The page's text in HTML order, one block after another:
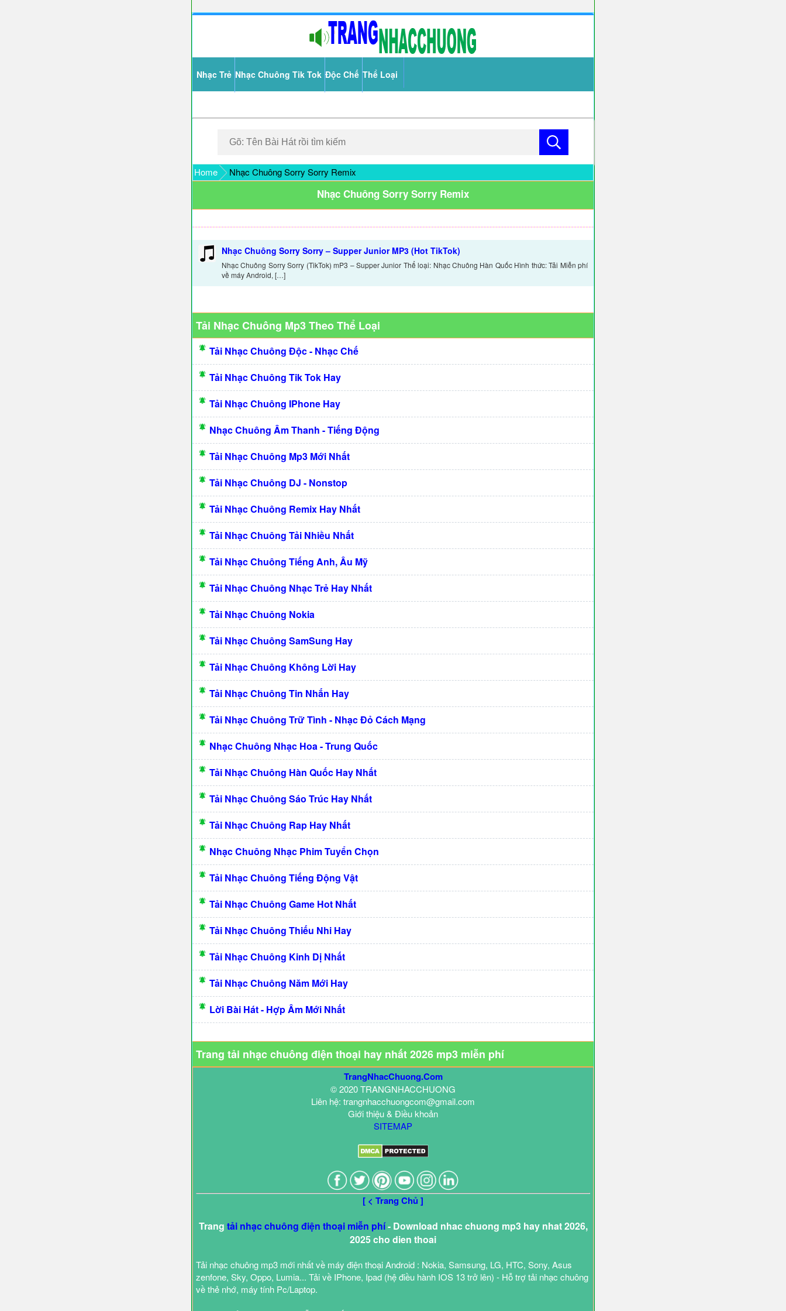
Nhạc Trẻ Nhạc Chuông Tik Tok Độc Chế Thể Loại
Home Nhạc Chuông Sorry Sorry Remix
Nhạc Chuông Sorry Sorry Remix
Nhạc Chuông Sorry Sorry – Supper Junior MP3 (Hot TikTok)
Nhạc Chuông Sorry Sorry (TikTok) mP3 – Supper Junior Thể loại: Nhạc Chuông Hàn Quốc Hình thức: Tải Miễn phí
về máy Android, […]
Tải Nhạc Chuông Mp3 Theo Thể Loại
Tải Nhạc Chuông Độc - Nhạc Chế
Tải Nhạc Chuông Tik Tok Hay
Tải Nhạc Chuông IPhone Hay
Nhạc Chuông Âm Thanh - Tiếng Động
Tải Nhạc Chuông Mp3 Mới Nhất
Tải Nhạc Chuông DJ - Nonstop
Tải Nhạc Chuông Remix Hay Nhất
Tải Nhạc Chuông Tải Nhiều Nhất
Tải Nhạc Chuông Tiếng Anh, Âu Mỹ
Tải Nhạc Chuông Nhạc Trẻ Hay Nhất
Tải Nhạc Chuông Nokia
Tải Nhạc Chuông SamSung Hay
Tải Nhạc Chuông Không Lời Hay
Tải Nhạc Chuông Tin Nhắn Hay
Tải Nhạc Chuông Trữ Tình - Nhạc Đỏ Cách Mạng
Nhạc Chuông Nhạc Hoa - Trung Quốc
Tải Nhạc Chuông Hàn Quốc Hay Nhất
Tải Nhạc Chuông Sáo Trúc Hay Nhất
Tải Nhạc Chuông Rap Hay Nhất
Nhạc Chuông Nhạc Phim Tuyển Chọn
Tải Nhạc Chuông Tiếng Động Vật
Tải Nhạc Chuông Game Hot Nhất
Tải Nhạc Chuông Thiếu Nhi Hay
Tải Nhạc Chuông Kinh Dị Nhất
Tải Nhạc Chuông Năm Mới Hay
Lời Bài Hát - Hợp Âm Mới Nhất
Trang tải nhạc chuông điện thoại hay nhất 2026 mp3 miễn phí
TrangNhacChuong.Com
© 2020 TRANGNHACCHUONG
Liên hệ: trangnhacchuongcom@gmail.com
Giới thiệu & Điều khoản
SITEMAP
[ < Trang Chủ ]
Trang tải nhạc chuông điện thoại miễn phí- Download nhac chuong mp3 hay nhat 2026,
2025 cho dien thoai
Tải nhạc chuông mp3 mới nhất về máy điện thoại Android : Nokia, Samsung, LG, HTC, Sony, Asus
zenfone, Sky, Oppo, Lumia... Tải về IPhone, Ipad (hệ điều hành IOS 13 trở lên) - Hỗ trợ tải nhạc chuông
về thẻ nhớ, máy tính Pc/Laptop.